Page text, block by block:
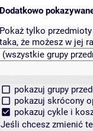
Dodatkowo
Pokaż tylko
taka, że możesz w jej
pokazuj grupy
pokazuj skrócony
pokazuj cykle i
Jeśli chcesz zmienić